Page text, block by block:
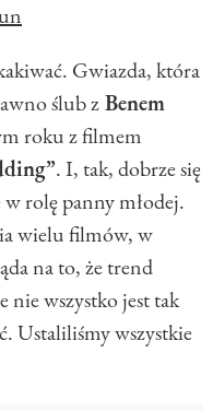
Gwiazda, która
ślub zBenem
roku z filmem
. I, tak, dobrze się
rolę panny młodej.
wielu filmów, w
na to, że trend
nie wszystko jest tak
Ustaliliśmy wszystkie